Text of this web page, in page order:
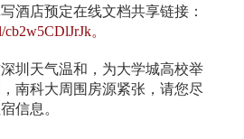
酒店预定在线文档共享链接：
。
圳天气温和，为大学城高校举
南科大周围房源紧张，请您尽
信息。